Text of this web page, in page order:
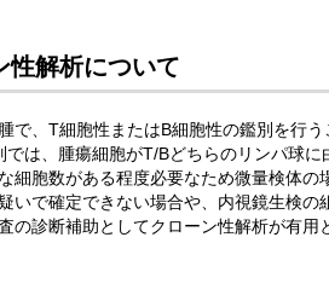
性解析について
で、T細胞性またはB細胞性の鑑別を行
は、腫瘍細胞がT/Bどちらのリンパ球
細胞数がある程度必要なため微量検体
いで確定できない場合や、内視鏡生検
の診断補助としてクローン性解析が有用